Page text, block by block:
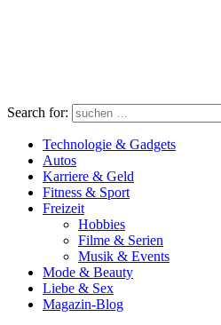
Search for:
Technologie & Gadgets
Autos
Karriere & Geld
Fitness & Sport
Freizeit
Hobbies
Filme & Serien
Musik & Events
Mode & Beauty
Liebe & Sex
Magazin-Blog